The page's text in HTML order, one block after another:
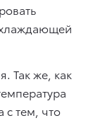
Так же, как
с тем, что